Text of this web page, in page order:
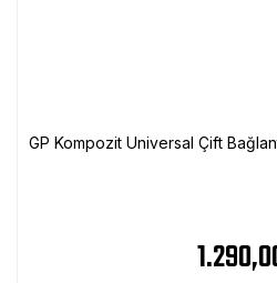
GP Kompozit Universal Çift